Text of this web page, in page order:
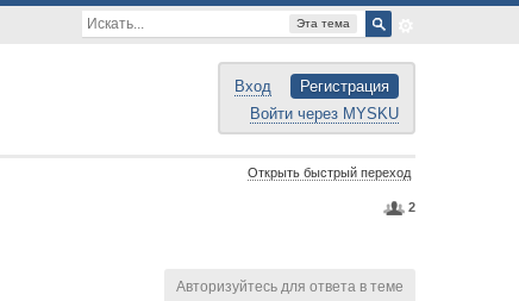
Эта тема
Вход
Регистрация
Войти через MYSKU
Открыть быстрый переход
2
Авторизуйтесь для ответа в теме